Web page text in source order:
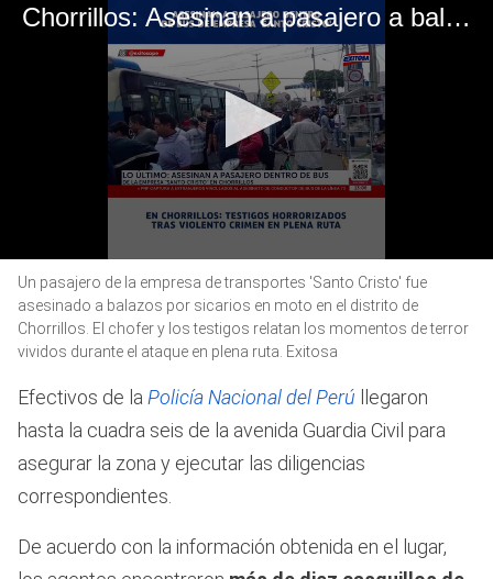
Chorrillos: Asesinan a pasajero a balazos dentro de bus de transporte público
seconds
minutes,
47
Un pasajero de la empresa de transportes 'Santo Cristo' fue
asesinado a balazos por sicarios en moto en el distrito de
Chorrillos. El chofer y los testigos relatan los momentos de terror
vividos durante el ataque en plena ruta. Exitosa
Efectivos de la Policía Nacional del Perú llegaron
hasta la cuadra seis de la avenida Guardia Civil para
asegurar la zona y ejecutar las diligencias
correspondientes.
De acuerdo con la información obtenida en el lugar,